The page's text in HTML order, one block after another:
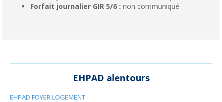
Forfait journalier GIR 5/6 : non communiqué
EHPAD alentours
EHPAD FOYER LOGEMENT